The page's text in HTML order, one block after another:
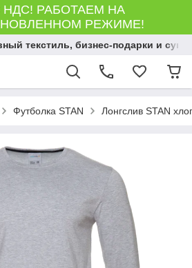
РАБОТАЕМ НА
РЕЖИМЕ!
текстиль, бизнес-подарки и
Футболка STAN Лонгслив STAN